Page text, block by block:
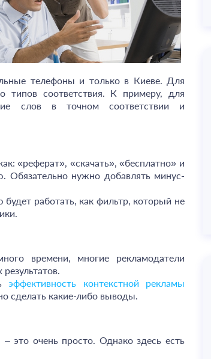
телефоны и только в Киеве. Для
типов соответствия. К примеру, для
слов в точном соответствии и
«реферат», «скачать», «бесплатно» и
Обязательно нужно добавлять минус-
работать, как фильтр, который не
времени, многие рекламодатели
эффективность контекстной рекламы
сделать какие-либо выводы.
это очень просто. Однако здесь есть